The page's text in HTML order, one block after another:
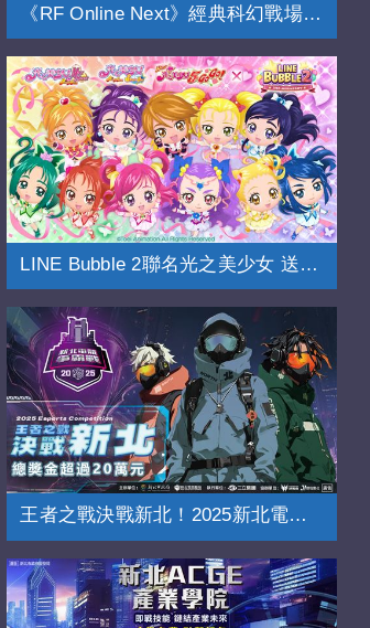
《RF Online Next》經典科幻戰場全面進化
LINE Bubble 2聯名光之美少女 送免費貼圖
王者之戰決戰新北！2025新北電競爭霸戰